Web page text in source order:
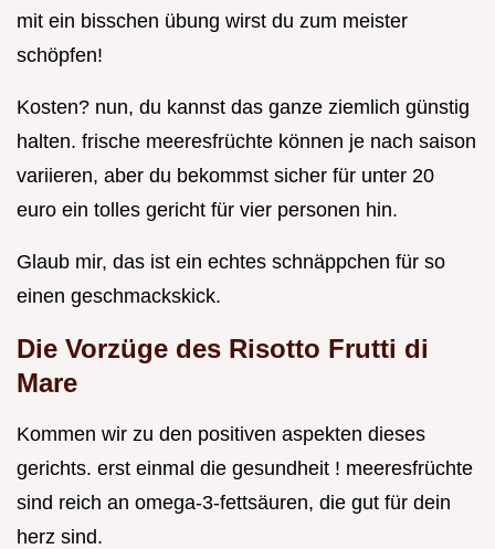
mit ein bisschen übung wirst du zum meister
schöpfen!
Kosten? nun, du kannst das ganze ziemlich günstig
halten. frische meeresfrüchte können je nach saison
variieren, aber du bekommst sicher für unter 20
euro ein tolles gericht für vier personen hin.
Glaub mir, das ist ein echtes schnäppchen für so
einen geschmackskick.
Die Vorzüge des Risotto Frutti di
Mare
Kommen wir zu den positiven aspekten dieses
gerichts. erst einmal die gesundheit ! meeresfrüchte
sind reich an omega-3-fettsäuren, die gut für dein
herz sind.